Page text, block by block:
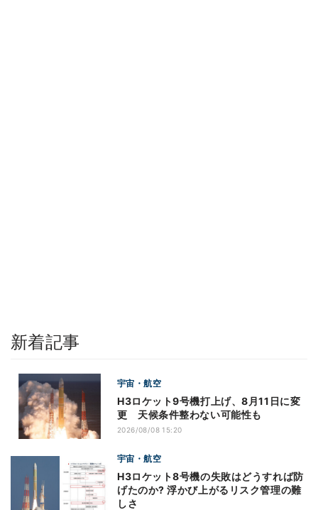
新着記事
宇宙・航空
H3ロケット9号機打上げ、8月11日に変
更 天候条件整わない可能性も
2026/08/08 15:20
宇宙・航空
H3ロケット8号機の失敗はどうすれば防
げたのか? 浮かび上がるリスク管理の難
しさ